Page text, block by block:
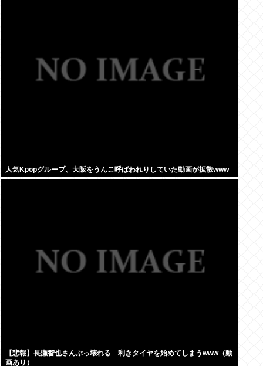
人気Kpopグループ、大阪をうんこ呼ばわれりしていた動画が拡散www
【悲報】長瀬智也さんぶっ壊れる 利きタイヤを始めてしまうwww（動
画あり）